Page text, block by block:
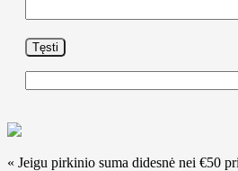
« Jeigu pirkinio suma didesnė nei €50